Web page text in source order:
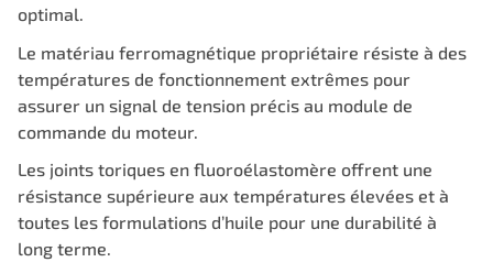
optimal.
Le matériau ferromagnétique propriétaire résiste à des
températures de fonctionnement extrêmes pour
assurer un signal de tension précis au module de
commande du moteur.
Les joints toriques en fluoroélastomère offrent une
résistance supérieure aux températures élevées et à
toutes les formulations d’huile pour une durabilité à
long terme.